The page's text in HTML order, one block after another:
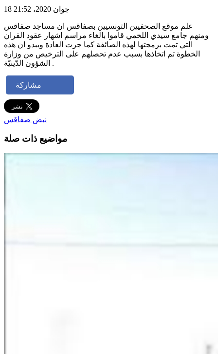
18 جوان 2020، 21:52
علم موقع الصحفيين التونسيين بصفاقس ان مساجد صفاقس
ومنهم جامع سيدي اللخمي قاموا بالغاء مراسم اشهار عقود القران
التي تمت برمجتها لهذه الصائفة كما جرت العادة ويبدو ان هذه
الخطوة تم اتخاذها بسبب عدم تحصلهم على الترخيص من وزارة
الشؤون الدّينيّة .
مشاركة
نبض صفاقس
مواضيع ذات صلة